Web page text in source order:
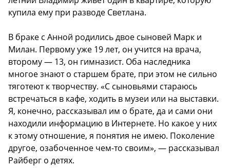
купила ему при разводе Светлана.
В браке с Анной родились двое сыновей Марк и
Милан. Первому уже 19 лет, он учится на врача,
второму — 13, он гимназист. Оба наследника
многое знают о старшем брате, при этом не сильно
тяготеют к творчеству. «С сыновьями стараюсь
встречаться в кафе, ходить в музеи или на выставки.
Я, конечно, рассказывал им о брате, да и сами они
находили информацию в Интернете. Но какое у них
к этому отношение, я понятия не имею. Поколение
другое, озабоченное чем-то своим», — рассказывал
Райберг о детях.